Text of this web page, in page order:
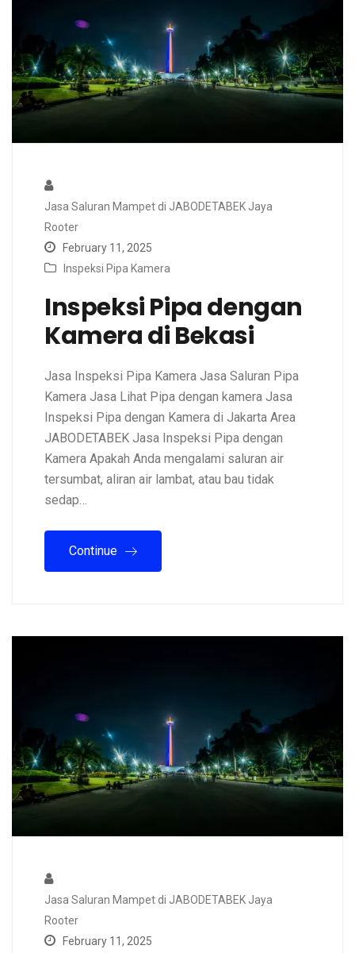
Jasa Saluran Mampet di JABODETABEK Jaya
Rooter
February 11, 2025
Inspeksi Pipa Kamera
Inspeksi Pipa dengan
Kamera di Bekasi
Jasa Inspeksi Pipa Kamera Jasa Saluran Pipa
Kamera Jasa Lihat Pipa dengan kamera Jasa
Inspeksi Pipa dengan Kamera di Jakarta Area
JABODETABEK Jasa Inspeksi Pipa dengan
Kamera Apakah Anda mengalami saluran air
tersumbat, aliran air lambat, atau bau tidak
sedap…
Continue
Jasa Saluran Mampet di JABODETABEK Jaya
Rooter
February 11, 2025